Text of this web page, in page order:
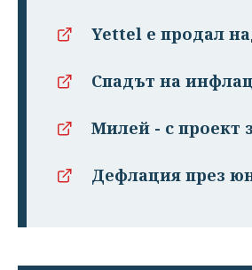
Yettel е продал
Спадът на
Милей - с проект
Дефлация през